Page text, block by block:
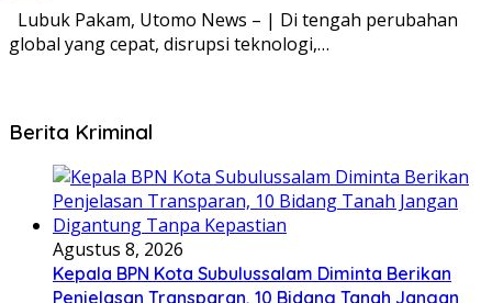
Share
Lubuk Pakam, Utomo News – | Di tengah perubahan
global yang cepat, disrupsi teknologi,…
Berita Kriminal
Agustus 8, 2026
Kepala BPN Kota Subulussalam Diminta Berikan
Penjelasan Transparan, 10 Bidang Tanah Jangan